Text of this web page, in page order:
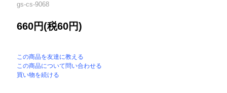
gs-cs-9068
660円(税60円)
この商品を友達に教える
この商品について問い合わせる
買い物を続ける